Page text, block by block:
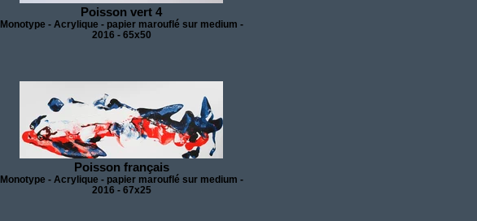
Poisson vert 4
Monotype - Acrylique - papier marouflé sur medium -
2016 - 65x50
Poisson français
Monotype - Acrylique - papier marouflé sur medium -
2016 - 67x25